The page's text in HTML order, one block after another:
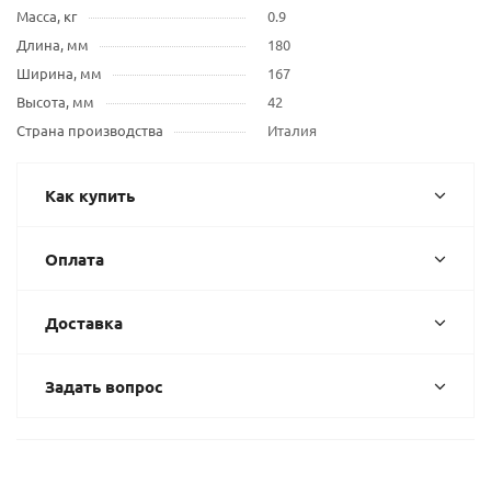
Масса, кг
0.9
Длина, мм
180
Ширина, мм
167
Высота, мм
42
Страна производства
Италия
Как купить
Оплата
Доставка
Задать вопрос